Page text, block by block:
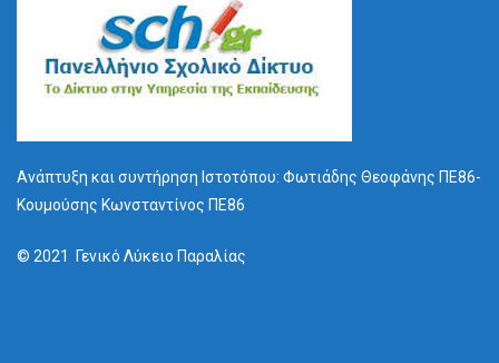
Ανάπτυξη και συντήρηση Ιστοτόπου: Φωτιάδης Θεοφάνης ΠΕ86-
Κουμούσης Κωνσταντίνος ΠΕ86
© 2021 Γενικό Λύκειο Παραλίας